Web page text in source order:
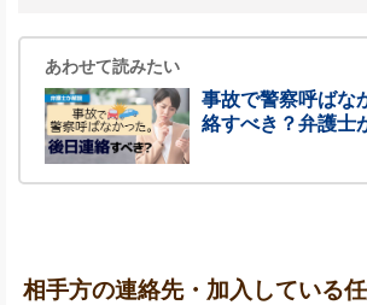
あわせて読みたい
事故で警察呼ばな
絡すべき？弁護士
相手方の連絡先・加入している